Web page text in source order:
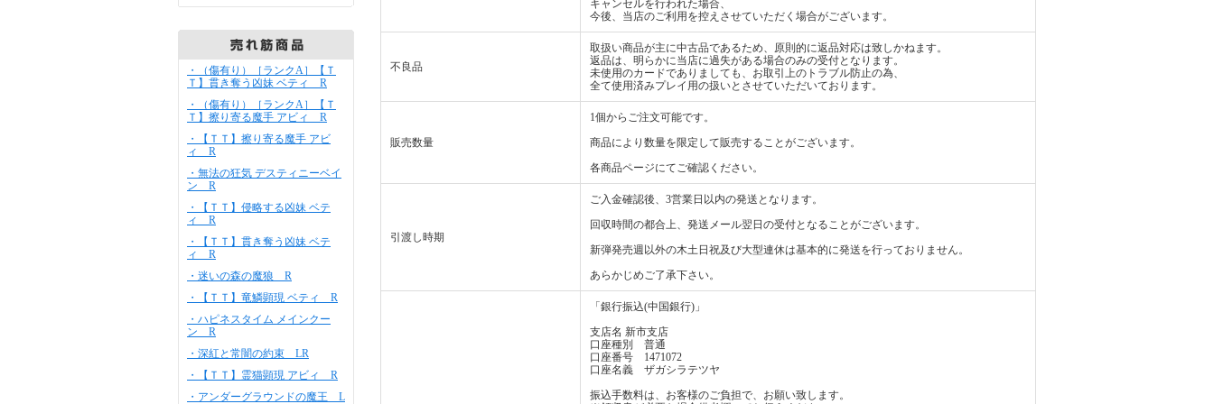
・（傷有り）［ランクA］【Ｔ
Ｔ】貫き奪う凶妹 ベティ R
・（傷有り）［ランクA］【Ｔ
Ｔ】擦り寄る魔手 アビィ R
・【ＴＴ】擦り寄る魔手 アビ
ィ R
・無法の狂気 デスティニーベイ
ン R
・【ＴＴ】侵略する凶妹 ベテ
ィ R
・【ＴＴ】貫き奪う凶妹 ベテ
ィ R
・迷いの森の魔狼 R
・【ＴＴ】竜鱗顕現 ベティ R
・ハピネスタイム メインクー
ン R
・深紅と常闇の約束 LR
・【ＴＴ】霊猫顕現 アビィ R
・アンダーグラウンドの魔王 L
キャンセルを行われた場合、
今後、当店のご利用を控えさせていただく場合がございます。
不良品
取扱い商品が主に中古品であるため、原則的に返品対応は致しかねます。
返品は、明らかに当店に過失がある場合のみの受付となります。
未使用のカードでありましても、お取引上のトラブル防止の為、
全て使用済みプレイ用の扱いとさせていただいております。
販売数量
1個からご注文可能です。
商品により数量を限定して販売することがございます。
各商品ページにてご確認ください。
引渡し時期
ご入金確認後、3営業日以内の発送となります。
回収時間の都合上、発送メール翌日の受付となることがございます。
新弾発売週以外の木土日祝及び大型連休は基本的に発送を行っておりません。
あらかじめご了承下さい。
「銀行振込(中国銀行)」
支店名 新市支店
口座種別 普通
口座番号 1471072
口座名義 ザガシラテツヤ
振込手数料は、お客様のご負担で、お願い致します。